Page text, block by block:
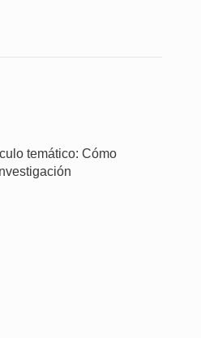
temático: Cómo